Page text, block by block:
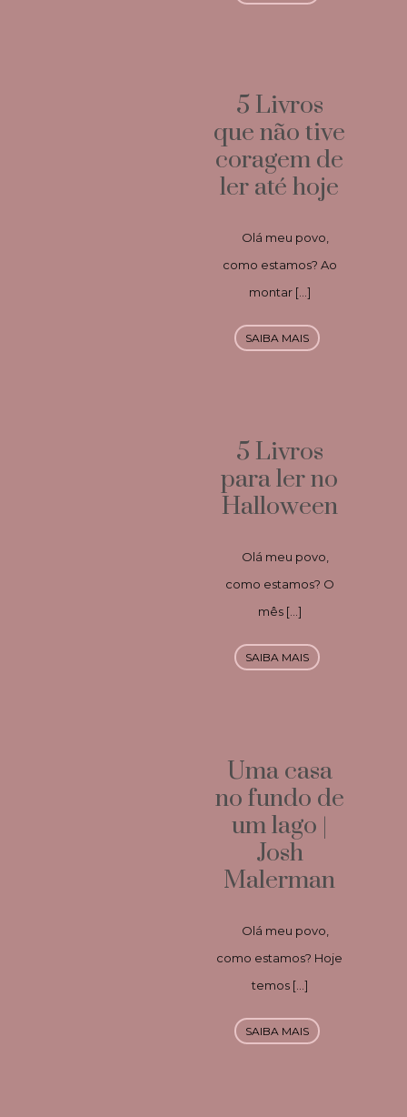
5 Livros
que não tive
coragem de
ler até hoje
Olá meu povo,
como estamos? Ao
montar […]
SAIBA MAIS
5 Livros
para ler no
Halloween
Olá meu povo,
como estamos? O
mês […]
SAIBA MAIS
Uma casa
no fundo de
um lago |
Josh
Malerman
Olá meu povo,
como estamos? Hoje
temos […]
SAIBA MAIS